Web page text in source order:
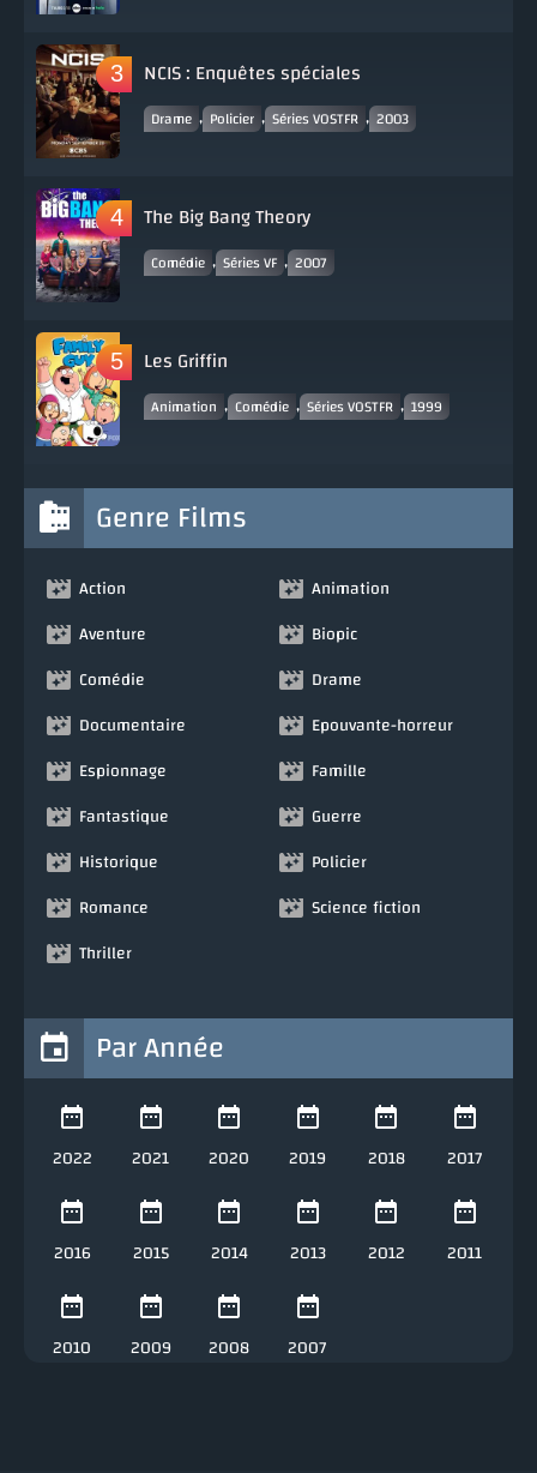
NCIS : Enquêtes spéciales
Drame , Policier , Séries VOSTFR , 2003
The Big Bang Theory
Comédie , Séries VF , 2007
Les Griffin
Animation , Comédie , Séries VOSTFR , 1999
Genre Films
Action
Animation
Aventure
Biopic
Comédie
Drame
Documentaire
Epouvante-horreur
Espionnage
Famille
Fantastique
Guerre
Historique
Policier
Romance
Science fiction
Thriller
Par Année
2022 2021 2020 2019 2018 2017
2016 2015 2014 2013 2012 2011
2010 2009 2008 2007